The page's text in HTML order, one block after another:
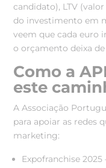
candidato), LTV
do investimento em
veem que cada euro
o orçamento deixa
Como a
este
A Associação
para apoiar as redes
marketing:
Expofranchise